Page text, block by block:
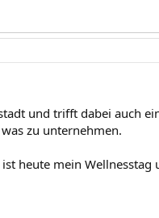
und trifft dabei auch
zu unternehmen.
heute mein